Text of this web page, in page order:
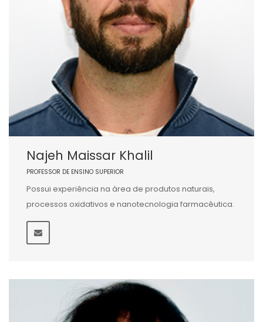
Najeh Maissar Khalil
PROFESSOR DE ENSINO SUPERIOR
Possui experiência na área de produtos naturais,
processos oxidativos e nanotecnologia farmacêutica.